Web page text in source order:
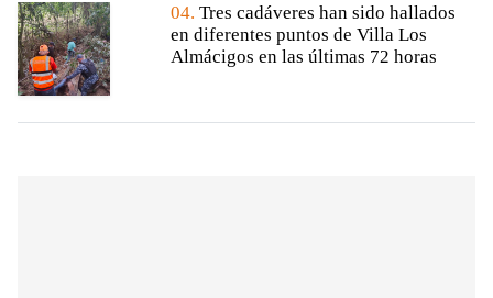
04. Tres cadáveres han sido hallados
en diferentes puntos de Villa Los
Almácigos en las últimas 72 horas